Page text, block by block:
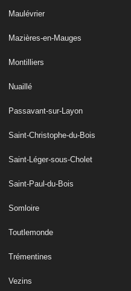
Maulévrier
Mazières-en-Mauges
Montilliers
Nuaillé
Passavant-sur-Layon
Saint-Christophe-du-Bois
Saint-Léger-sous-Cholet
Saint-Paul-du-Bois
Somloire
Toutlemonde
Trémentines
Vezins